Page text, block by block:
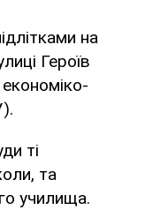
на
Героїв
ті
та
училища.